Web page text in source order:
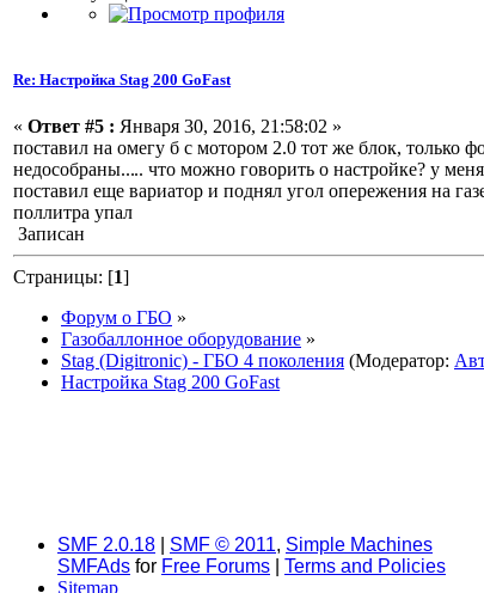
Re: Настройка Stag 200 GoFast
« Ответ #5 : Января 30, 2016, 21:58:02 »
поставил на омегу б с мотором 2.0 тот же блок, только
недособраны..... что можно говорить о настройке? у
поставил еще вариатор и поднял угол опережения на
поллитра упал
Записан
Страницы: [1]
Форум о ГБО »
Газобаллонное оборудование »
Stag (Digitronic) - ГБО 4 поколения (Модератор:
Настройка Stag 200 GoFast
SMF 2.0.18 SMF © 2011, Simple Machines
SMFAds for Free Forums
Terms and Policies
Sitemap